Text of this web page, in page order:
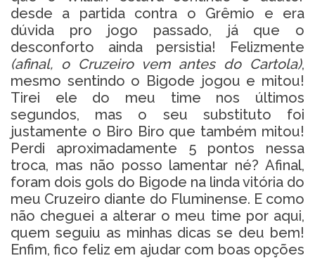
desde a partida contra o Grêmio e era
dúvida pro jogo passado, já que o
desconforto ainda persistia! Felizmente
(afinal, o Cruzeiro vem antes do Cartola),
mesmo sentindo o Bigode jogou e mitou!
Tirei ele do meu time nos últimos
segundos, mas o seu substituto foi
justamente o Biro Biro que também mitou!
Perdi aproximadamente 5 pontos nessa
troca, mas não posso lamentar né? Afinal,
foram dois gols do Bigode na linda vitória do
meu Cruzeiro diante do Fluminense. E como
não cheguei a alterar o meu time por aqui,
quem seguiu as minhas dicas se deu bem!
Enfim, fico feliz em ajudar com boas opções